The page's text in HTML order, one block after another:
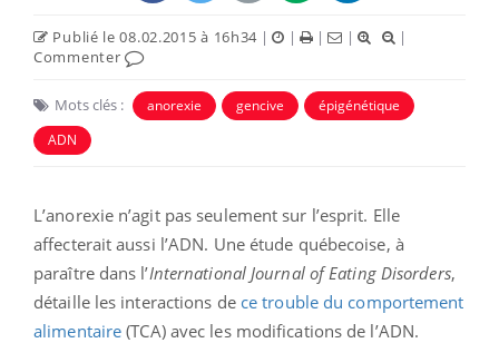
Publié le 08.02.2015 à 16h34 | | | |
|
Commenter
Mots clés : anorexie gencive
épigénétique
ADN
L’anorexie n’agit pas seulement sur l’esprit. Elle
affecterait aussi l’ADN. Une étude québecoise, à
paraître dans l’International Journal of Eating Disorders,
détaille les interactions de ce trouble du comportement
alimentaire (TCA) avec les modifications de l’ADN.